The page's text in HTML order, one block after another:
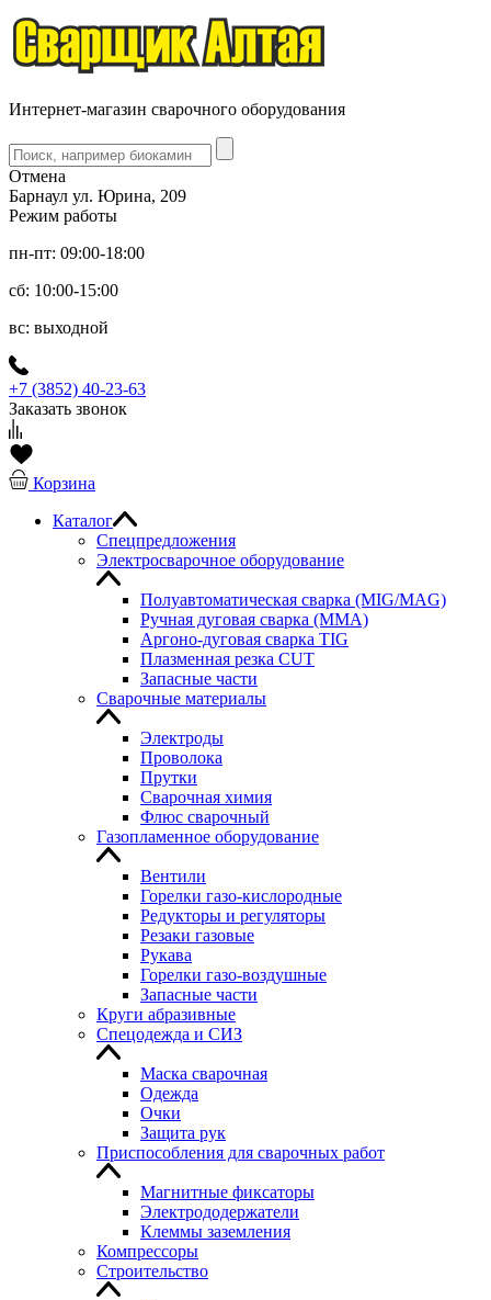
Интернет-магазин сварочного оборудования
Отмена
Барнаул ул. Юрина, 209
Режим работы
пн-пт: 09:00-18:00
сб: 10:00-15:00
вс: выходной
+7 (3852) 40-23-63
Заказать звонок
Корзина
Каталог
Спецпредложения
Электросварочное оборудование
Полуавтоматическая сварка (MIG/MAG)
Ручная дуговая сварка (MMA)
Аргоно-дуговая сварка TIG
Плазменная резка CUT
Запасные части
Сварочные материалы
Электроды
Проволока
Прутки
Сварочная химия
Флюс сварочный
Газопламенное оборудование
Вентили
Горелки газо-кислородные
Редукторы и регуляторы
Резаки газовые
Рукава
Горелки газо-воздушные
Запасные части
Круги абразивные
Спецодежда и СИЗ
Маска сварочная
Одежда
Очки
Защита рук
Приспособления для сварочных работ
Магнитные фиксаторы
Электрододержатели
Клеммы заземления
Компрессоры
Строительство